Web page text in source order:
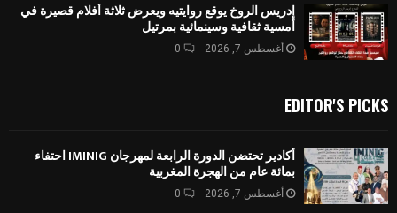
إدريس الروخ يوقع روايتيه ويعرض ثلاثة أفلام قصيرة في
أمسية ثقافية وسينمائية بمرتيل
أغسطس 7, 2026 0
EDITOR'S PICKS
أكادير تحتضن الدورة الرابعة لمهرجان IMINIG احتفاء
بمائة عام من الهجرة المغربية
أغسطس 7, 2026 0